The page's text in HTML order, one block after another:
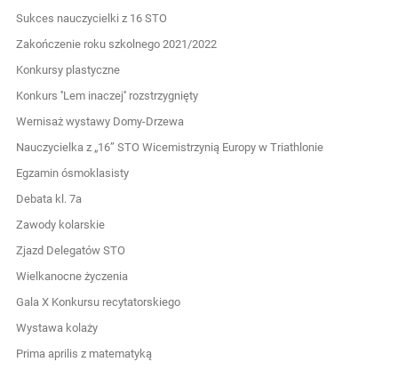
Sukces nauczycielki z 16 STO
Zakończenie roku szkolnego 2021/2022
Konkursy plastyczne
Konkurs ''Lem inaczej'' rozstrzygnięty
Wernisaż wystawy Domy-Drzewa
Nauczycielka z „16” STO Wicemistrzynią Europy w Triathlonie
Egzamin ósmoklasisty
Debata kl. 7a
Zawody kolarskie
Zjazd Delegatów STO
Wielkanocne życzenia
Gala X Konkursu recytatorskiego
Wystawa kolaży
Prima aprilis z matematyką